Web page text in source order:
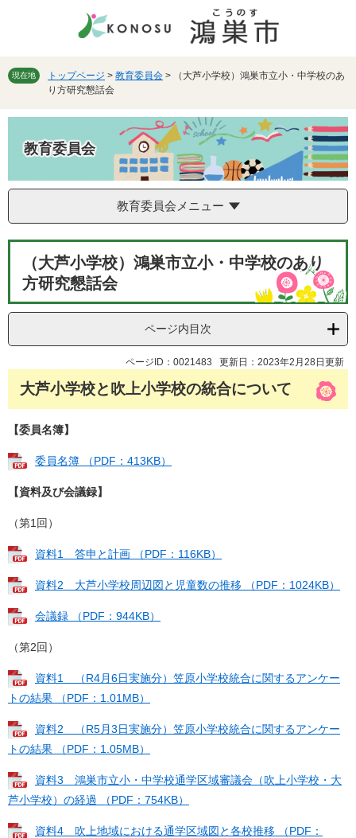
先
を
へ
現在地 トップページ > 教育委員会 >
（大芦小学校）鴻巣市立小・中学校のあ
り方研究懇話会
教育委員会
教育委員会メニュー
（大芦小学校）鴻巣市立小・中学校のあり
方研究懇話会
ページ内目次
ページID：0021483 更新日：2023年2月28日更新
大芦小学校と吹上小学校の統合について
【委員名簿】
委員名簿 （PDF：413KB）
【資料及び会議録】
（第1回）
資料1 答申と計画 （PDF：116KB）
資料2 大芦小学校周辺図と児童数の推移 （PDF：1024KB）
会議録 （PDF：944KB）
（第2回）
資料1 （R4月6日実施分）笠原小学校統合に関するアンケー
トの結果 （PDF：1.01MB）
資料2 （R5月3日実施分）笠原小学校統合に関するアンケー
トの結果 （PDF：1.05MB）
資料3 鴻巣市立小・中学校通学区域審議会（吹上小学校・大
芦小学校）の経過 （PDF：754KB）
資料4 吹上地域における通学区域図と各校推移 （PDF：